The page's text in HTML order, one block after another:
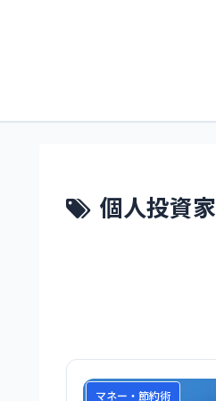
個人投資家
マネー・節約術